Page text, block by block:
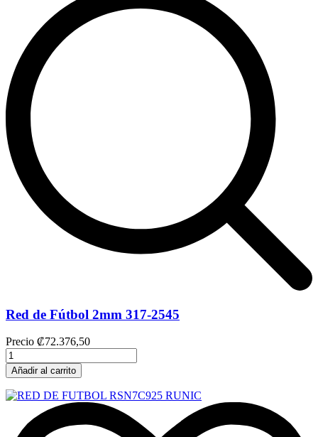
Red de Fútbol 2mm 317-2545
Precio ₡72.376,50
Añadir al carrito